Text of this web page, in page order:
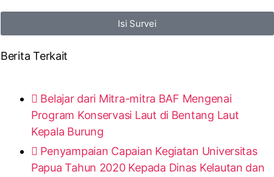
Isi Survei
Berita Terkait
Belajar dari Mitra-mitra BAF Mengenai
Program Konservasi Laut di Bentang Laut
Kepala Burung
Penyampaian Capaian Kegiatan Universitas
Papua Tahun 2020 Kepada Dinas Kelautan dan